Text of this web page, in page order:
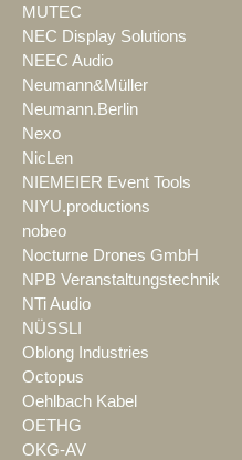
MUTEC
NEC Display Solutions
NEEC Audio
Neumann&Müller
Neumann.Berlin
Nexo
NicLen
NIEMEIER Event Tools
NIYU.productions
nobeo
Nocturne Drones GmbH
NPB Veranstaltungstechnik
NTi Audio
NÜSSLI
Oblong Industries
Octopus
Oehlbach Kabel
OETHG
OKG-AV